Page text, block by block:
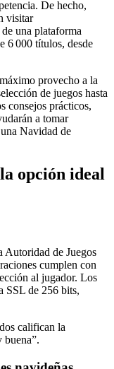
De hecho,
visitar
una plataforma
6 000 títulos, desde
provecho a la
de juegos hasta
consejos prácticos,
a tomar
Navidad de
opción ideal
Autoridad de Juegos
cumplen con
al jugador. Los
SSL de 256 bits,
califican la
buena”.